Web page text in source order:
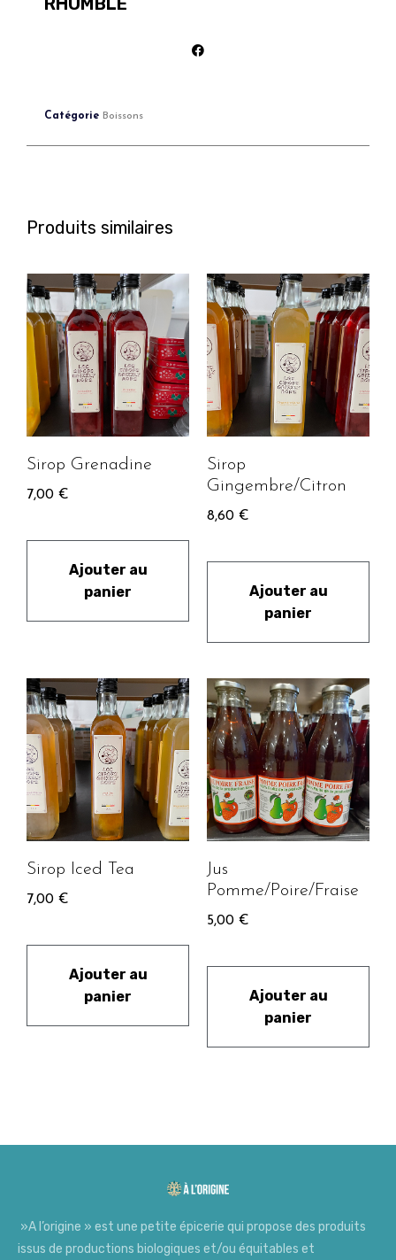
Catégorie Boissons
Produits similaires
Sirop Grenadine
7,00 €
Ajouter au
panier
Sirop
Gingembre/Citron
8,60 €
Ajouter au
panier
Sirop Iced Tea
7,00 €
Ajouter au
panier
Jus
Pomme/Poire/Fraise
5,00 €
Ajouter au
panier
»A l’origine » est une petite épicerie qui propose des produits
issus de productions biologiques et/ou équitables et